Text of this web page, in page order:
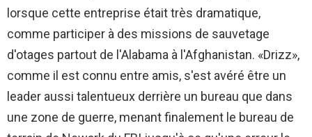
lorsque cette entreprise était très dramatique,
comme participer à des missions de sauvetage
d'otages partout de l'Alabama à l'Afghanistan. «Drizz»,
comme il est connu entre amis, s'est avéré être un
leader aussi talentueux derrière un bureau que dans
une zone de guerre, menant finalement le bureau de